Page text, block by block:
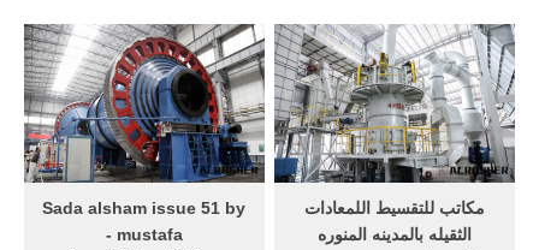
للمواد الخام ...
مدرسة المهجر ...
Sada alsham issue 51 by
mustafa -
مكاتب للتقسيط اللمعادات
الثقيله بالمدينه المنوره